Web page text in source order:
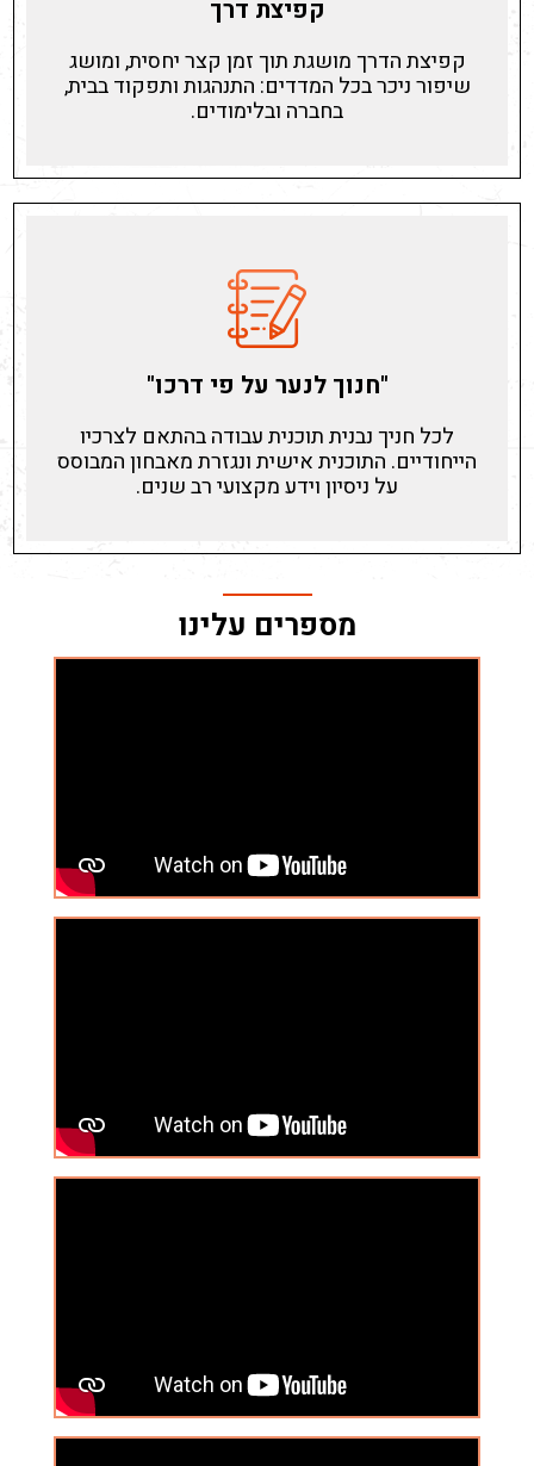
קפיצת דרך
קפיצת הדרך מושגת תוך זמן קצר יחסית, ומושג
שיפור ניכר בכל המדדים: התנהגות ותפקוד בבית,
בחברה ובלימודים.
"חנוך לנער על פי דרכו"
לכל חניך נבנית תוכנית עבודה בהתאם לצרכיו
הייחודיים. התוכנית אישית ונגזרת מאבחון המבוסס
על ניסיון וידע מקצועי רב שנים.
מספרים עלינו